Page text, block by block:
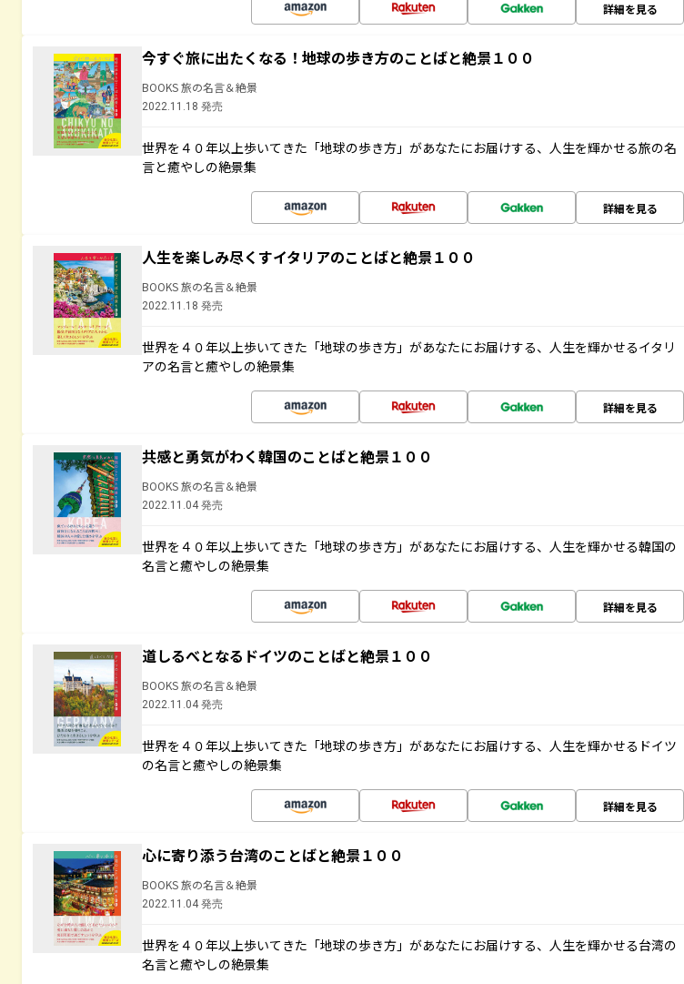
詳細を見る
今すぐ旅に出たくなる！地球の歩き方のことばと絶景１００
BOOKS 旅の名言＆絶景
2022.11.18 発売
世界を４０年以上歩いてきた「地球の歩き方」があなたにお届けする、人生を輝かせる旅の名
言と癒やしの絶景集
詳細を見る
人生を楽しみ尽くすイタリアのことばと絶景１００
BOOKS 旅の名言＆絶景
2022.11.18 発売
世界を４０年以上歩いてきた「地球の歩き方」があなたにお届けする、人生を輝かせるイタリ
アの名言と癒やしの絶景集
詳細を見る
共感と勇気がわく韓国のことばと絶景１００
BOOKS 旅の名言＆絶景
2022.11.04 発売
世界を４０年以上歩いてきた「地球の歩き方」があなたにお届けする、人生を輝かせる韓国の
名言と癒やしの絶景集
詳細を見る
道しるべとなるドイツのことばと絶景１００
BOOKS 旅の名言＆絶景
2022.11.04 発売
世界を４０年以上歩いてきた「地球の歩き方」があなたにお届けする、人生を輝かせるドイツ
の名言と癒やしの絶景集
詳細を見る
心に寄り添う台湾のことばと絶景１００
BOOKS 旅の名言＆絶景
2022.11.04 発売
世界を４０年以上歩いてきた「地球の歩き方」があなたにお届けする、人生を輝かせる台湾の
名言と癒やしの絶景集